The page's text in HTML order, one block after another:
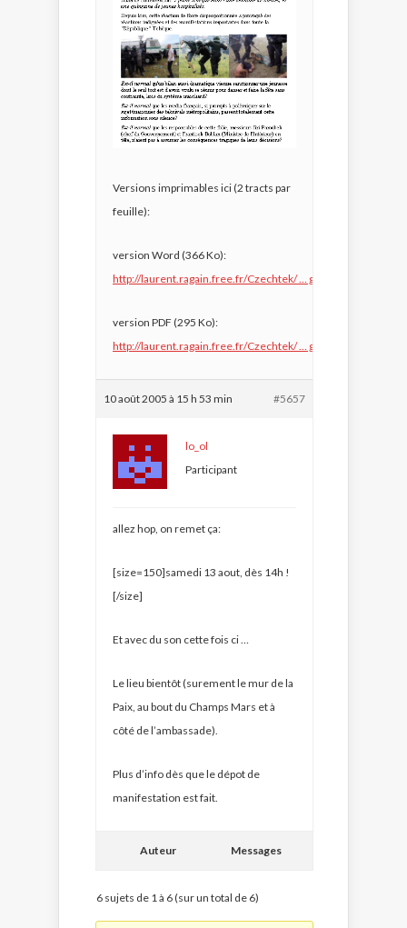
Versions imprimables ici (2 tracts par
feuille):
version Word (366 Ko):
http://laurent.ragain.free.fr/Czechtek/ … glante.doc
version PDF (295 Ko):
http://laurent.ragain.free.fr/Czechtek/ … glante.pdf
10 août 2005 à 15 h 53 min #5657
lo_ol
Participant
allez hop, on remet ça:
[size=150]samedi 13 aout, dès 14h !
[/size]
Et avec du son cette fois ci …
Le lieu bientôt (surement le mur de la
Paix, au bout du Champs Mars et à
côté de l’ambassade).
Plus d’info dès que le dépot de
manifestation est fait.
Auteur Messages
6 sujets de 1 à 6 (sur un total de 6)